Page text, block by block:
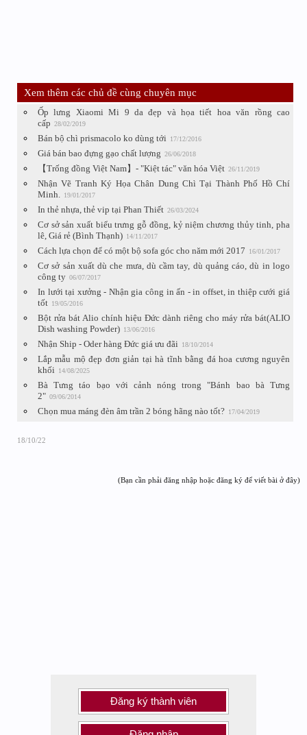
Xem thêm các chủ đề cùng chuyên mục
Ốp lưng Xiaomi Mi 9 da đẹp và họa tiết hoa văn rồng cao
cấp 28/02/2019
Bán bộ chì prismacolo ko dùng tới 17/12/2016
Giá bán bao đựng gạo chất lượng 26/06/2018
【Trống đồng Việt Nam】- "Kiệt tác" văn hóa Việt 26/11/2019
Nhận Vẽ Tranh Ký Họa Chân Dung Chì Tại Thành Phố Hồ Chí
Minh. 19/01/2017
In thẻ nhựa, thẻ vip tại Phan Thiết 26/03/2024
Cơ sở sản xuất biểu trưng gỗ đồng, kỷ niệm chương thủy tinh, pha
lê, Giá rẻ (Bình Thạnh) 14/11/2017
Cách lựa chọn để có một bộ sofa góc cho năm mới 2017 16/01/2017
Cơ sở sản xuất dù che mưa, dù cầm tay, dù quảng cáo, dù in logo
công ty 06/07/2017
In lưới tại xưởng - Nhận gia công in ấn - in offset, in thiệp cưới giá
tốt 19/05/2016
Bột rửa bát Alio chính hiệu Đức dành riêng cho máy rửa bát(ALIO
Dish washing Powder) 13/06/2016
Nhận Ship - Oder hàng Đức giá ưu đãi 18/10/2014
Lắp mẫu mộ đẹp đơn giản tại hà tĩnh bằng đá hoa cương nguyên
khối
14/08/2025
Bà Tưng táo bạo với cảnh nóng trong "Bánh bao bà Tưng
2" 09/06/2014
Chọn mua máng đèn âm trần 2 bóng hãng nào tốt? 17/04/2019
18/10/22
(Bạn cần phải đăng nhập hoặc đăng ký để viết bài ở đây)
Đăng ký thành viên